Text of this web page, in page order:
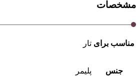
مشخصات
مناسب برای تار
جنس پلیمر